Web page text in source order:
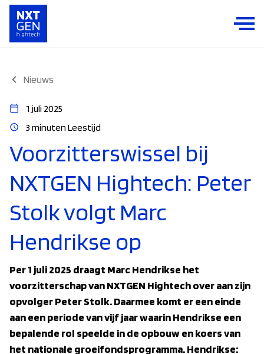
Nieuws
1 juli 2025
3 minuten Leestijd
Voorzitterswissel bij
NXTGEN Hightech: Peter
Stolk volgt Marc
Hendrikse op
Per 1 juli 2025 draagt Marc Hendrikse het
voorzitterschap van NXTGEN Hightech over aan zijn
opvolger Peter Stolk. Daarmee komt er een einde
aan een periode van vijf jaar waarin Hendrikse een
bepalende rol speelde in de opbouw en koers van
het nationale groeifondsprogramma. Hendrikse: